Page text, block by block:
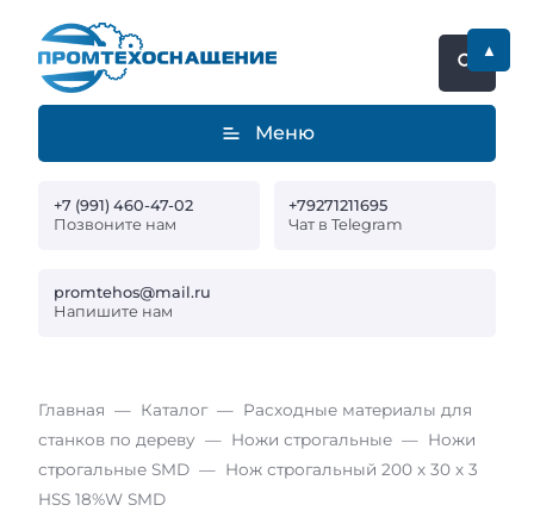
Меню
+7 (991) 460-47-02
Позвоните нам
+79271211695
Чат в Telegram
promtehos@mail.ru
Напишите нам
Главная Каталог
Расходные материалы для
станков по дереву
Ножи строгальные
Ножи
строгальные SMD
Нож строгальный 200 х 30 х 3
HSS 18%W SMD
▲